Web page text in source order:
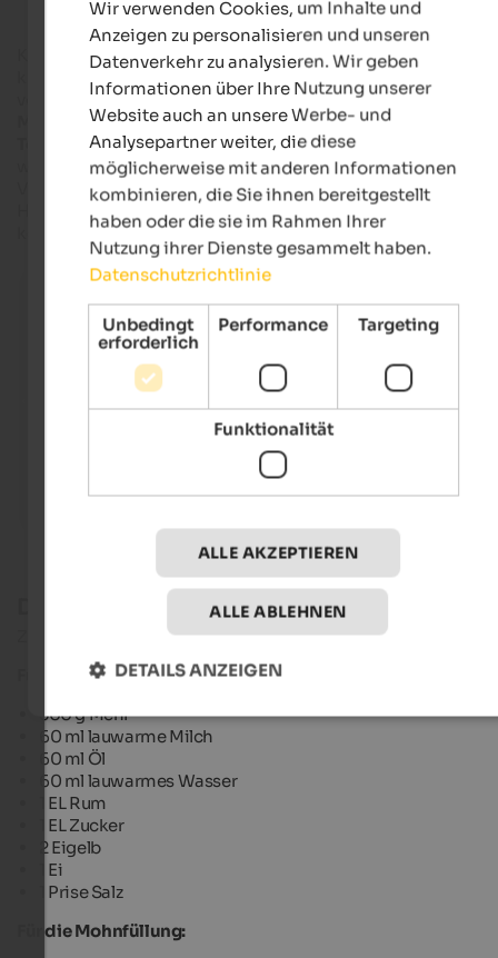
Südtiroler Krapfen
Hausgemachte Südtiroler Krapfen mit Marmelade-,
oder Kastanienfüllung.
Wikimedia Commons / Benreis
Krapfen unterscheiden sich nicht nur in ihrer Form, die eckig,
kurz, lang, rund oder mondförmig sein kann, sondern auch
vor allem in ihrem Geschmack. Sie können mitMarmelade
Kastanien,getrockneten BirnenundÄpfeln
, dem sogenannten Schötte, gefüllt sein. Aufgetischt
wird der gebratene Nachtisch auf beinahe jedem Südtiroler
Volksfest, auf Bauernmärkte, besonderen Anlässen oder in
Hof- und Buschenschänken zur
Törggele-Zeit
köstliche Rezept zum Nachbacken.
Zutaten für ca. 40 Krapfen
Für den Teig:
500 g Mehl
60 ml lauwarme Milch
60 ml Öl
60 ml lauwarmes Wasser
1 EL Rum
1 EL Zucker
2 Eigelb
1 Ei
1 Prise Salz
Für die Mohnfüllung:
GERMAN
Wir verwenden Cookies, um Inhalte und
Anzeigen zu personalisieren und unseren
Datenverkehr zu analysieren. Wir geben
Informationen über Ihre Nutzung unserer
Website auch an unsere Werbe- und
Analysepartner weiter, die diese
möglicherweise mit anderen Informationen
kombinieren, die Sie ihnen bereitgestellt
haben oder die sie im Rahmen Ihrer
Nutzung ihrer Dienste gesammelt haben.
Datenschutzrichtlinie
Unbedingt
erforderlich
Performance Targeting
Funktionalität
ALLE AKZEPTIEREN
ALLE ABLEHNEN
DETAILS ANZEIGEN